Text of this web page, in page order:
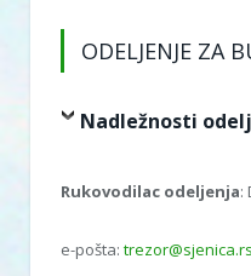
ODELJENJE ZA
Nadležnosti
Rukovodilac odeljenja:
e-pošta: trezor@sjenica.rs